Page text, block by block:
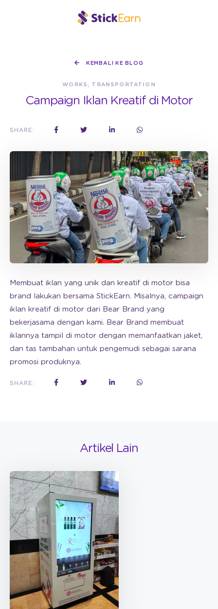
KEMBALI KE BLOG
WORKS, TRANSPORTATION
Campaign Iklan Kreatif di Motor
SHARE:
Membuat iklan yang unik dan kreatif di motor bisa
brand lakukan bersama StickEarn. Misalnya, campaign
iklan kreatif di motor dari Bear Brand yang
bekerjasama dengan kami. Bear Brand membuat
iklannya tampil di motor dengan memanfaatkan jaket,
dan tas tambahan untuk pengemudi sebagai sarana
promosi produknya.
SHARE:
Artikel Lain